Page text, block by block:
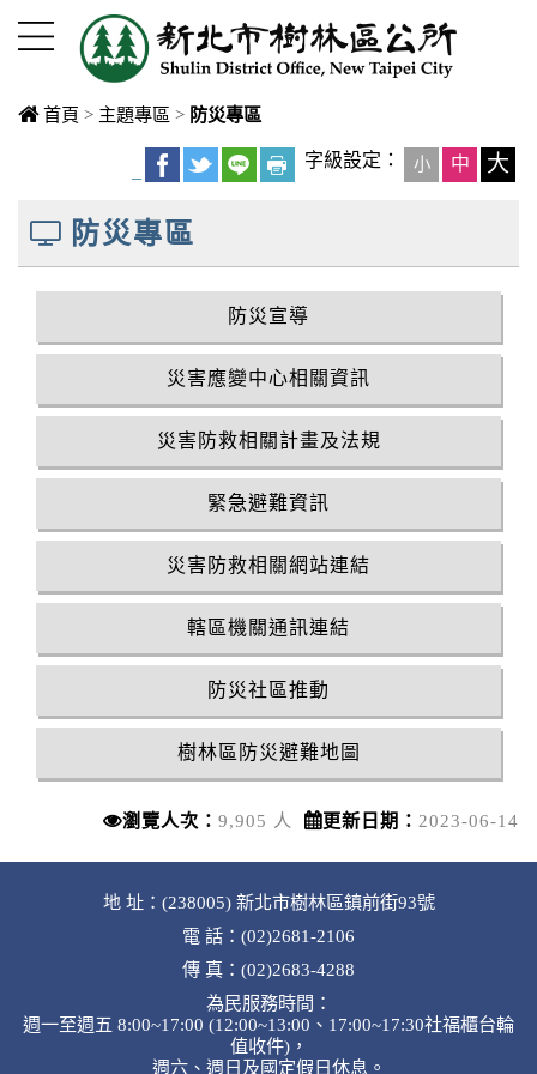
進入內容區塊
首頁 > 主題專區 > 防災專區
字級設定： 小 中 大
防災專區
防災宣導
災害應變中心相關資訊
災害防救相關計畫及法規
緊急避難資訊
災害防救相關網站連結
轄區機關通訊連結
防災社區推動
樹林區防災避難地圖
瀏覽人次： 9,905 人 更新日期： 2023-06-14
地 址：(238005) 新北市樹林區鎮前街93號
電 話：(02)2681-2106
傳 真：(02)2683-4288
為民服務時間：
週一至週五 8:00~17:00 (12:00~13:00、17:00~17:30社福櫃台輪
值收件)，
週六、週日及國定假日休息。